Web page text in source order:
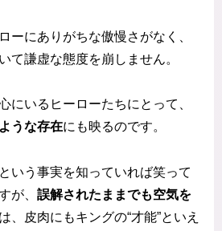
ーにありがちな傲慢さがなく、
て謙虚な態度を崩しません。
にいるヒーローたちにとって、
うな存在にも映るのです。
いう事実を知っていれば笑って
が、 誤解されたままでも空気を
、皮肉にもキングの“才能”といえ